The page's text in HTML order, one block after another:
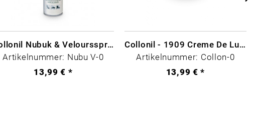
Collonil Nubuk & Veloursspray Schwarz
Artikelnummer: Nubu V-0
13,99 € *
Collonil - 1909 Creme De Luxe Farblos
Artikelnummer: Collon-0
13,99 € *